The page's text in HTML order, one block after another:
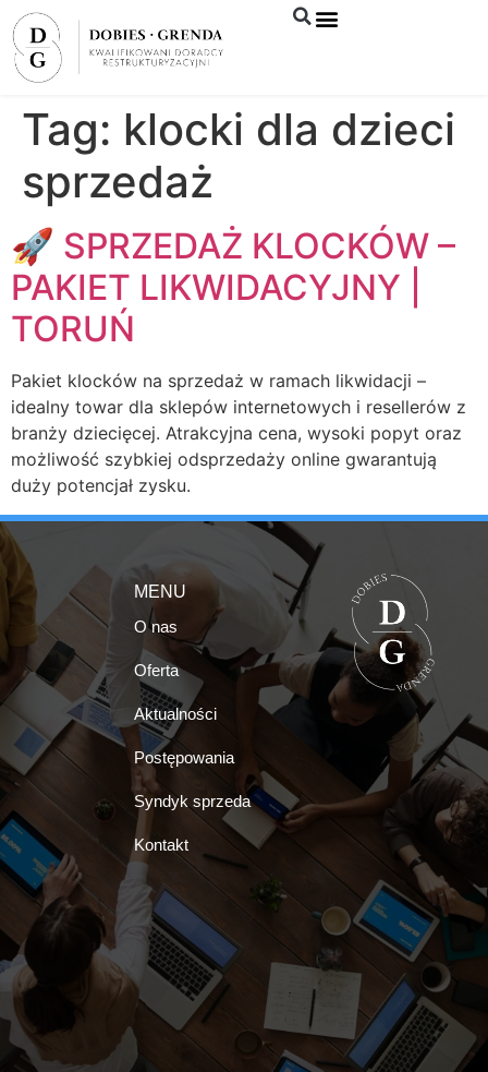
Tag: klocki dla dzieci
sprzedaż
🚀 SPRZEDAŻ KLOCKÓW –
PAKIET LIKWIDACYJNY |
TORUŃ
Pakiet klocków na sprzedaż w ramach likwidacji –
idealny towar dla sklepów internetowych i resellerów z
branży dziecięcej. Atrakcyjna cena, wysoki popyt oraz
możliwość szybkiej odsprzedaży online gwarantują
duży potencjał zysku.
MENU
O nas
Oferta
Aktualności
Postępowania
Syndyk sprzeda
Kontakt